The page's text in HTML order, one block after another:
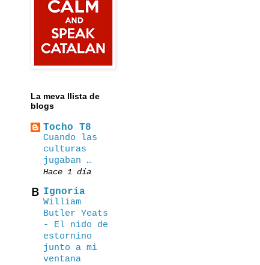
La meva llista de
blogs
Tocho T8
Cuando las
culturas
jugaban …
Hace 1 día
Ignoria
William
Butler Yeats
- El nido de
estornino
junto a mi
ventana